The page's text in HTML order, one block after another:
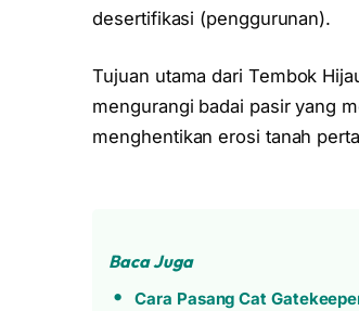
desertifikasi (penggurunan).
Tujuan utama dari Tembok
mengurangi badai pasir yang
menghentikan erosi tanah
Baca Juga
Cara Pasang Cat